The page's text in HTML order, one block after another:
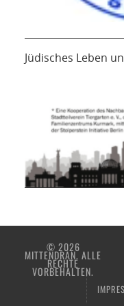
Jüdisches Leben
© 2026
MITTENDRAN. ALLE
RECHTE
VORBEHALTEN.